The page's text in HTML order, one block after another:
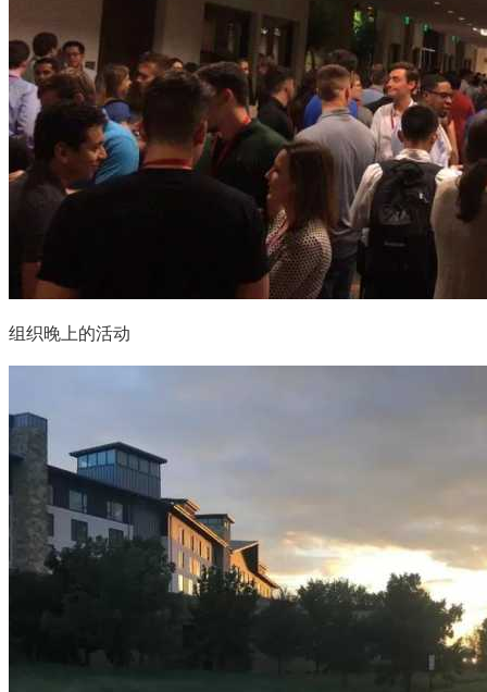
组织晚上的活动